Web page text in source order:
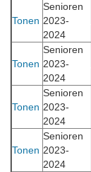
Tonen
Senioren
2023-
2024
Tonen
Senioren
2023-
2024
Tonen
Senioren
2023-
2024
Tonen
Senioren
2023-
2024